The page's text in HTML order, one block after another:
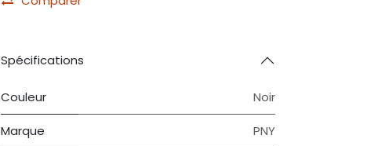
Spécifications
Couleur Noir
Marque PNY